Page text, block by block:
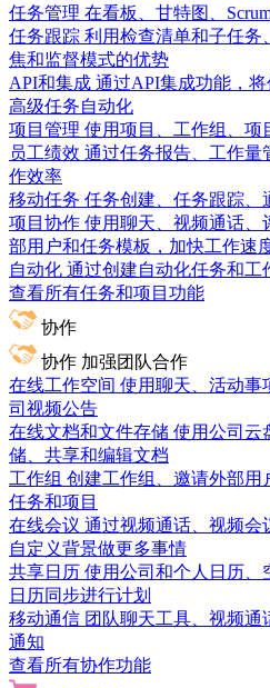
任务管理 在看板、甘特图、
任务跟踪 利用检查清单和子任务
焦和监督模式的优势
API和集成 通过API集成功能，
高级任务自动化
项目管理 使用项目、工作组、项
员工绩效 通过任务报告、工作量
作效率
移动任务 任务创建、任务跟踪、
项目协作 使用聊天、视频通话、
部用户和任务模板，加快工作速
自动化 通过创建自动化任务和工
查看所有任务和项目功能
协作
协作 加强团队合作
在线工作空间 使用聊天、活动事
司视频公告
在线文档和文件存储 使用公司云
储、共享和编辑文档
工作组 创建工作组、邀请外部用
任务和项目
在线会议 通过视频通话、视频会
自定义背景做更多事情
共享日历 使用公司和个人日历、
日历同步进行计划
移动通信 团队聊天工具、视频
通知
查看所有协作功能